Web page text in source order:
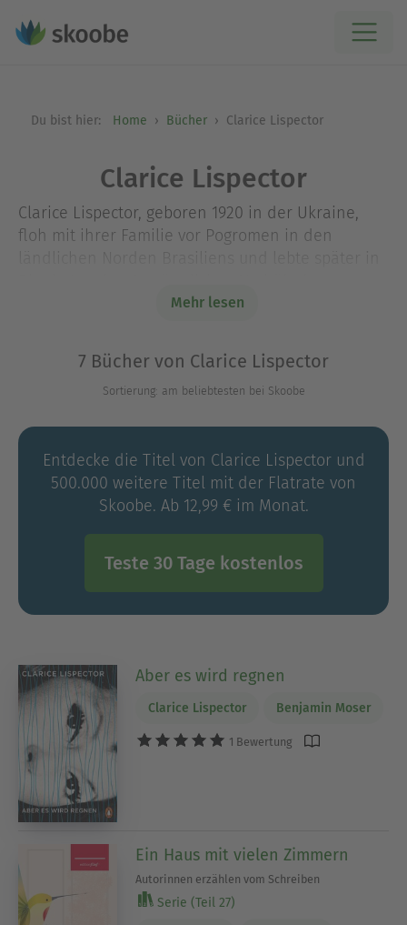
Du bist hier: Home Bücher Clarice Lispector
Clarice Lispector
Clarice Lispector, geboren 1920 in der Ukraine,
floh mit ihrer Familie vor Pogromen in den
stammend, studierte sie Jura und begann eine
dreiundzwanzig Jahren wurde sie Schriftstellerin
– und rasch zur Kultautorin. Sie schrieb Romane,
Erzählungen, Kinderbücher sowie literarische
ausgezeichnet. Ihr Werk erscheint – überwiegend
in Erst- oder Neuübersetzungen – in Deutschland
im Penguin Verlag.
Mehr lesen
7 Bücher von Clarice Lispector
Sortierung: am beliebtesten bei Skoobe
Entdecke die Titel von Clarice Lispector und
500.000 weitere Titel mit der Flatrate von
Skoobe. Ab 12,99 € im Monat.
Teste 30 Tage kostenlos
Aber es wird regnen
Clarice Lispector Benjamin Moser
1 Bewertung
Ein Haus mit vielen Zimmern
Autorinnen erzählen vom Schreiben
Serie (Teil 27)